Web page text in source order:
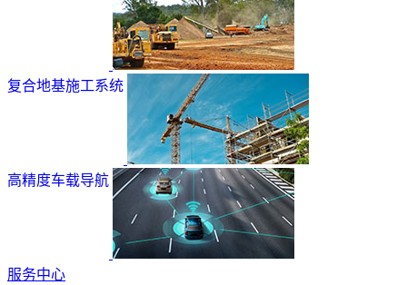
复合地基施工系统
高精度车载导航
服务中心